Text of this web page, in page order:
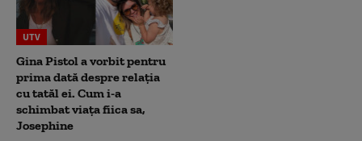
UTV
Gina Pistol a vorbit pentru
prima dată despre relația
cu tatăl ei. Cum i-a
schimbat viața fiica sa,
Josephine